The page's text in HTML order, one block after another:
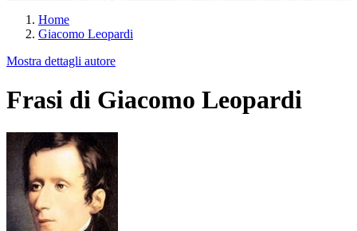
Home
Giacomo Leopardi
Mostra dettagli autore
Frasi di Giacomo Leopardi